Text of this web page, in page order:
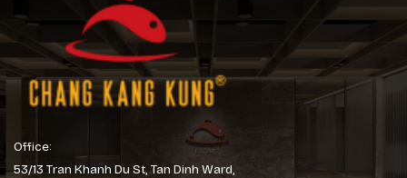
Office:
53/13 Tran Khanh Du St, Tan Dinh Ward,